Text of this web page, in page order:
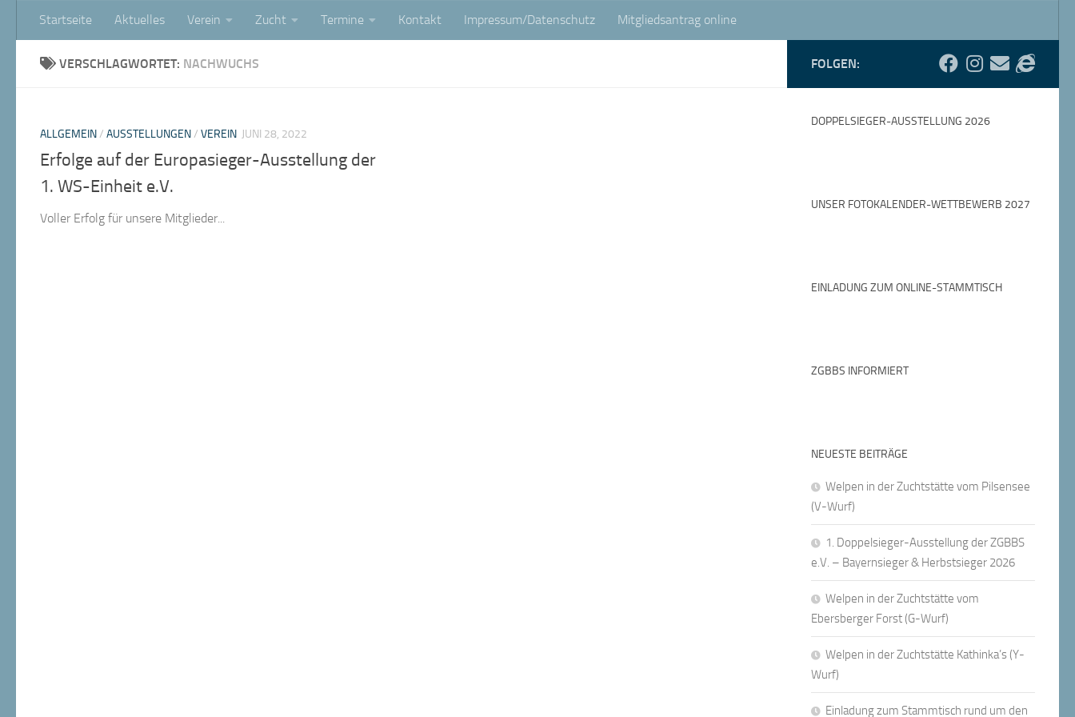
Zum Inhalt springen
Startseite Aktuelles Verein Zucht Termine Kontakt Impressum/Datenschutz Mitgliedsantrag online
VERSCHLAGWORTET: NACHWUCHS
ALLGEMEIN/ AUSSTELLUNGEN/ VEREIN JUNI 28, 2022
Erfolge auf der Europasieger-Ausstellung der
1. WS-Einheit e.V.
Voller Erfolg für unsere Mitglieder...
FOLGEN:
DOPPELSIEGER-AUSSTELLUNG 2026
UNSER FOTOKALENDER-WETTBEWERB 2027
EINLADUNG ZUM ONLINE-STAMMTISCH
ZGBBS INFORMIERT
NEUESTE BEITRÄGE
Welpen in der Zuchtstätte vom Pilsensee
(V-Wurf)
1. Doppelsieger-Ausstellung der ZGBBS
e.V. – Bayernsieger & Herbstsieger 2026
Welpen in der Zuchtstätte vom
Ebersberger Forst (G-Wurf)
Welpen in der Zuchtstätte Kathinka’s (Y-
Wurf)
Einladung zum Stammtisch rund um den